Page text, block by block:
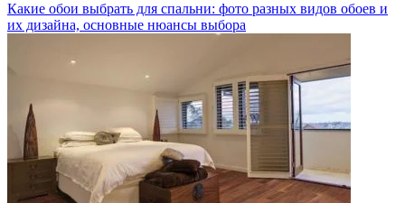
Какие обои выбрать для спальни: фото разных видов обоев и
их дизайна, основные нюансы выбора